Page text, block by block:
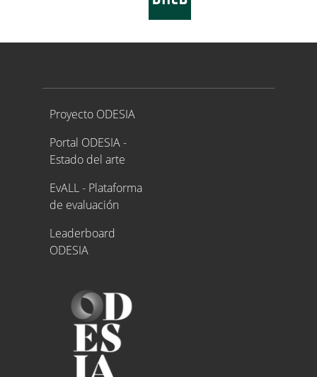
Proyecto ODESIA
Proyecto ODESIA
Portal ODESIA -
Estado del arte
EvALL - Plataforma
de evaluación
Leaderboard
ODESIA